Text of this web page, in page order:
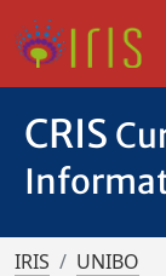
CRIS
IRIS
UNIBO